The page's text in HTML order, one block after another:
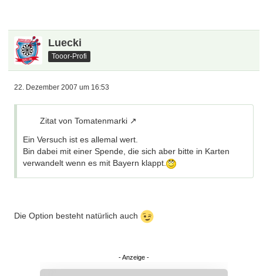
Luecki
Tooor-Profi
22. Dezember 2007 um 16:53
Zitat von Tomatenmarki
Ein Versuch ist es allemal wert.
Bin dabei mit einer Spende, die sich aber bitte in Karten
verwandelt wenn es mit Bayern klappt.
Die Option besteht natürlich auch